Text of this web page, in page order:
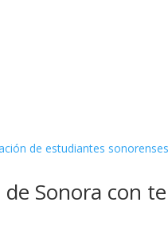
Sonora con